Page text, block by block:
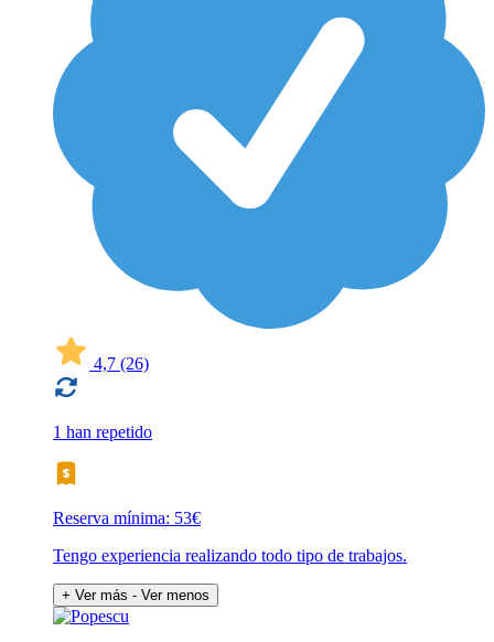
4,7 (26)
1 han repetido
Reserva mínima: 53€
Tengo experiencia realizando todo tipo de trabajos.
+ Ver más - Ver menos